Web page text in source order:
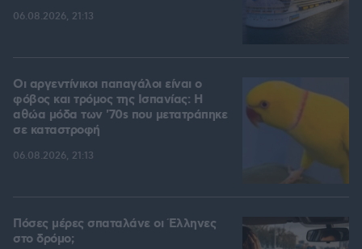
06.08.2026, 21:13
Οι αργεντίνικοι παπαγάλοι είναι ο
φόβος και τρόμος της Ισπανίας: Η
αθώα μόδα των '70s που μετατράπηκε
σε καταστροφή
06.08.2026, 21:13
Πόσες μέρες σπαταλάνε οι Έλληνες
στο δρόμο;